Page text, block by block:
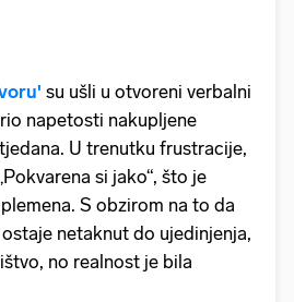
su ušli u otvoreni verbalni
napetosti nakupljene
U trenutku frustracije,
si jako“, što je
S obzirom na to da
netaknut do ujedinjenja,
no realnost je bila